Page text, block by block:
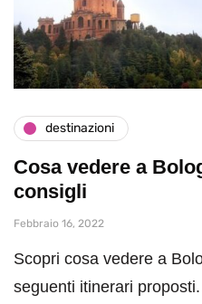
destinazioni
Cosa vedere a
consigli
Febbraio 16, 2022
Scopri cosa vedere a
seguenti itinerari